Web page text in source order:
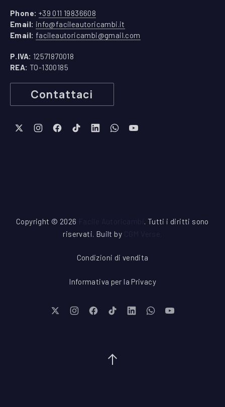
Phone: +39 011 19836608
Email: info@facileautoricambi.it
Email: facileautoricambi@gmail.com
P.IVA: 12571870018
REA: TO-1300185
Contattaci
New Window
New Window
New Window
New Window
New Window
New WindowNew Window
Copyright © 2026 Facile Autoricambi . Tutti i diritti sono
riservati. Built by CGM Verse
Condizioni di vendita
Informativa per la Privacy
New Window
New Window
New Window
New Window
New Window
New WindowNew Window